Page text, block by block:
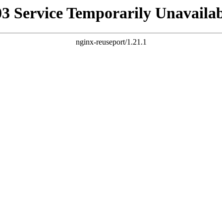
Service Temporarily
nginx-reuseport/1.21.1